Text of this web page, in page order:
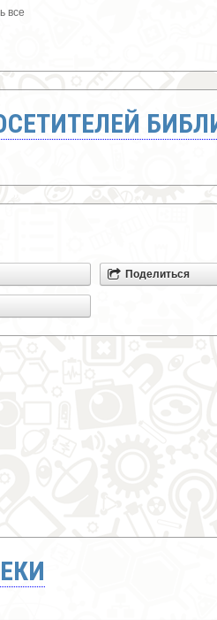
все
Поделиться